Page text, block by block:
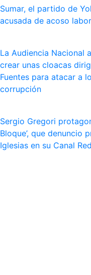
Sumar, el partido de
acusada de acoso
La Audiencia Nacional
crear unas cloacas
Fuentes para atacar a
corrupción
Sergio Gregori
Bloque’, que denuncio
Iglesias en su Canal Red